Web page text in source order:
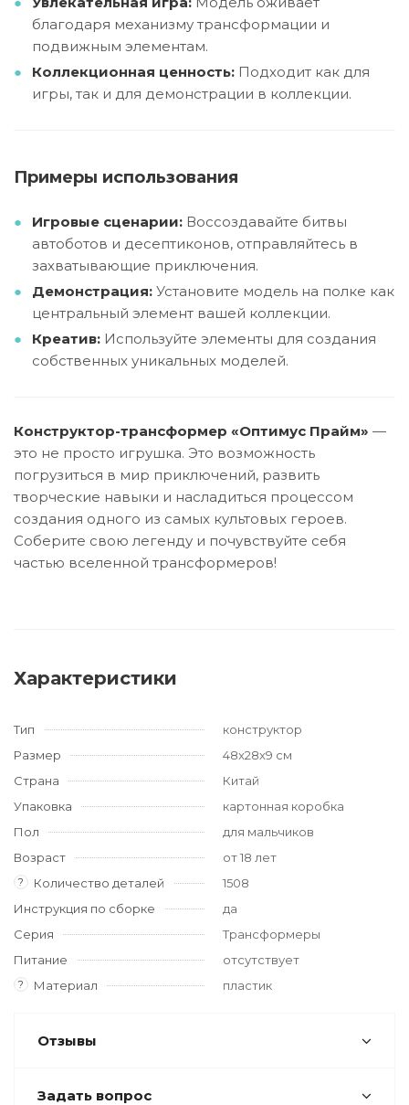
благодаря механизму трансформации и
подвижным элементам.
Коллекционная ценность: Подходит как для
игры, так и для демонстрации в коллекции.
Примеры использования
Игровые сценарии: Воссоздавайте битвы
автоботов и десептиконов, отправляйтесь в
захватывающие приключения.
Демонстрация: Установите модель на полке как
центральный элемент вашей коллекции.
Креатив: Используйте элементы для создания
собственных уникальных моделей.
Конструктор-трансформер «Оптимус Прайм» —
это не просто игрушка. Это возможность
погрузиться в мир приключений, развить
творческие навыки и насладиться процессом
создания одного из самых культовых героев.
Соберите свою легенду и почувствуйте себя
частью вселенной трансформеров!
Характеристики
Тип
конструктор
Размер
48x28x9 см
Страна
Китай
Упаковка
картонная коробка
Пол
для мальчиков
Возраст
от 18 лет
? Количество деталей
1508
Инструкция по сборке
да
Серия
Трансформеры
Питание
отсутствует
? Материал пластик
Отзывы
Задать вопрос